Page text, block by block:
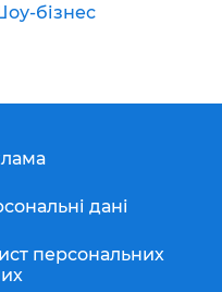
бізнес
дані
персональних